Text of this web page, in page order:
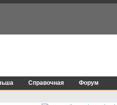
Справочная Форум